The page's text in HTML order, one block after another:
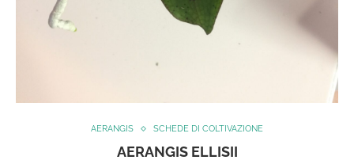
AERANGIS SCHEDE DI COLTIVAZIONE
AERANGIS ELLISII